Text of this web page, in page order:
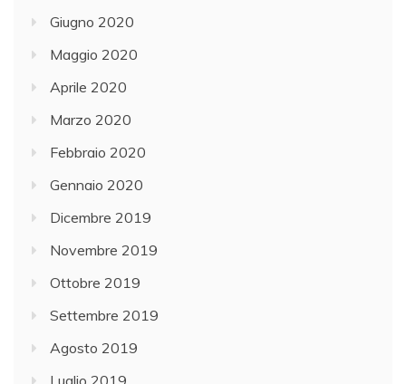
Giugno 2020
Maggio 2020
Aprile 2020
Marzo 2020
Febbraio 2020
Gennaio 2020
Dicembre 2019
Novembre 2019
Ottobre 2019
Settembre 2019
Agosto 2019